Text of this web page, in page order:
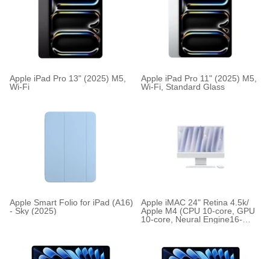
Apple iPad Pro 13" (2025) M5,
Wi-Fi
Apple iPad Pro 11" (2025) M5,
Wi-Fi, Standard Glass
Apple Smart Folio for iPad (A16)
- Sky (2025)
Apple iMAC 24" Retina 4.5k/
Apple M4 (CPU 10-core, GPU
10-core, Neural Engine16-